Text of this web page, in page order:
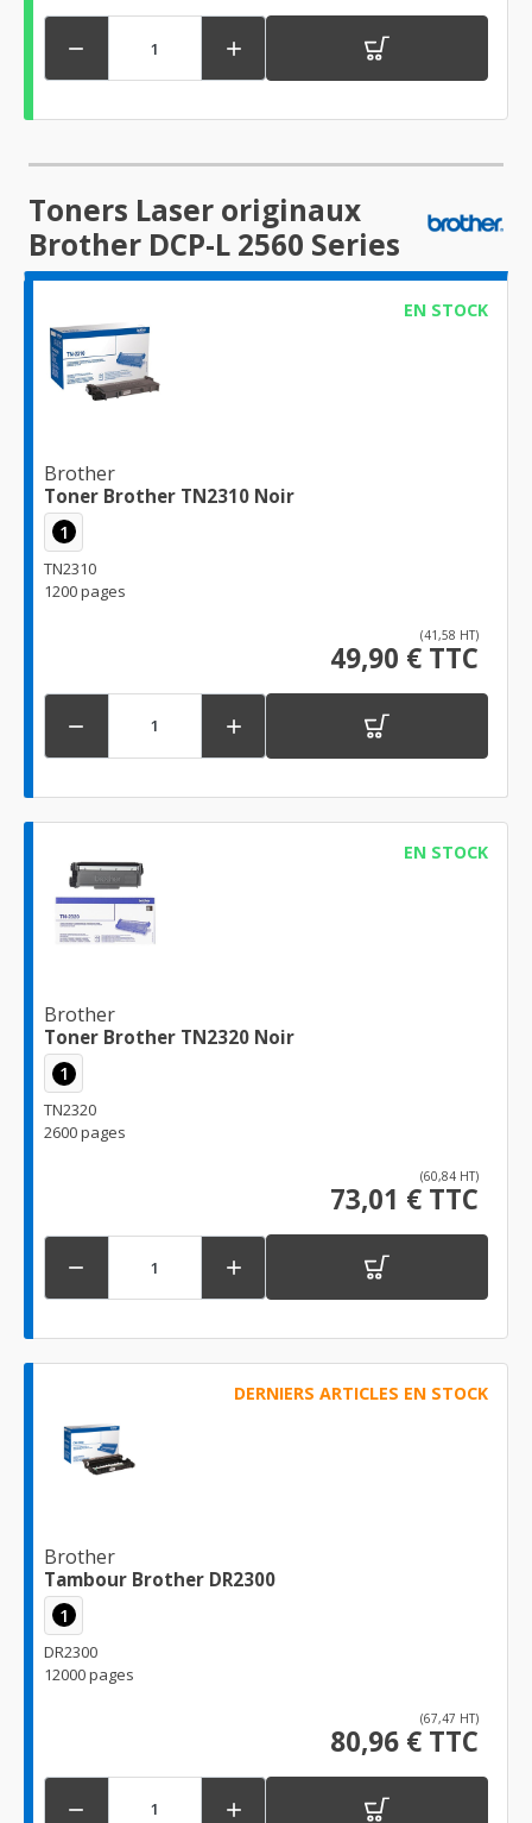
 
Toners Laser originaux
Brother DCP-L 2560 Series
EN STOCK
Brother
Toner Brother TN2310 Noir
1
TN2310
1200 pages
(41,58 HT)
49,90 € TTC
 
EN STOCK
Brother
Toner Brother TN2320 Noir
1
TN2320
2600 pages
(60,84 HT)
73,01 € TTC
 
DERNIERS ARTICLES EN STOCK
Brother
Tambour Brother DR2300
1
DR2300
12000 pages
(67,47 HT)
80,96 € TTC
 